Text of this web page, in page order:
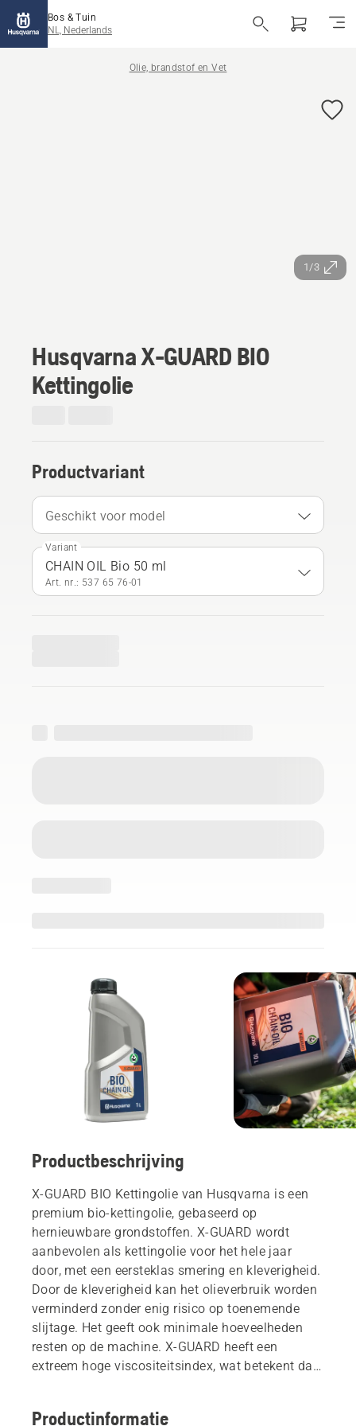
Bos & Tuin
NL, Nederlands
Olie, brandstof en Vet
1/3
Husqvarna X-GUARD BIO
Kettingolie
Productvariant
Geschikt voor model
Variant
CHAIN OIL Bio 50 ml
Art. nr.: 537 65 76‑01
Productbeschrijving
X-GUARD BIO Kettingolie van Husqvarna is een
premium bio-kettingolie, gebaseerd op
hernieuwbare grondstoffen. X-GUARD wordt
aanbevolen als kettingolie voor het hele jaar
door, met een eersteklas smering en kleverigheid.
Door de kleverigheid kan het olieverbruik worden
verminderd zonder enig risico op toenemende
slijtage. Het geeft ook minimale hoeveelheden
resten op de machine. X-GUARD heeft een
extreem hoge viscositeitsindex, wat betekent dat
Productinformatie